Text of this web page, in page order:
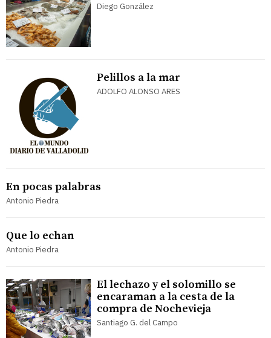
Diego González
Pelillos a la mar
ADOLFO ALONSO ARES
En pocas palabras
Antonio Piedra
Que lo echan
Antonio Piedra
El lechazo y el solomillo se
encaraman a la cesta de la
compra de Nochevieja
Santiago G. del Campo